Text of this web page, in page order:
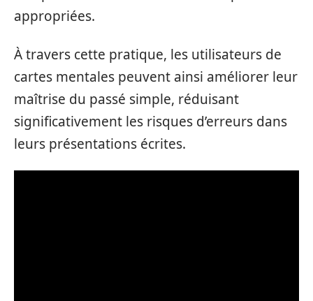
appropriées.
À travers cette pratique, les utilisateurs de
cartes mentales peuvent ainsi améliorer leur
maîtrise du passé simple, réduisant
significativement les risques d’erreurs dans
leurs présentations écrites.